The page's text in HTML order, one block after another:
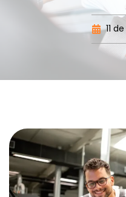
11